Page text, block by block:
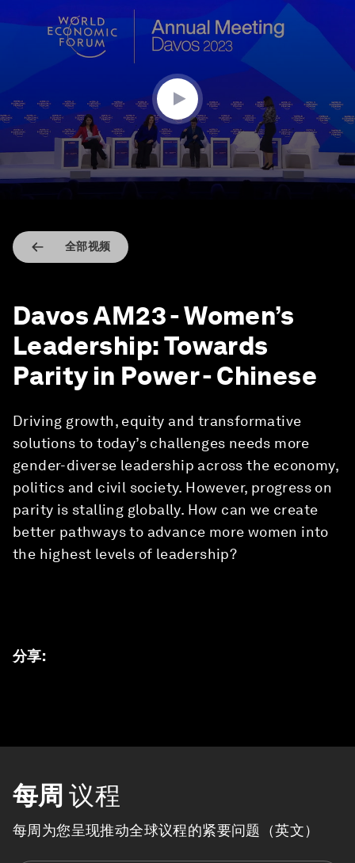
全部视频
Davos AM23 - Women’s
Leadership: Towards
Parity in Power - Chinese
Driving growth, equity and transformative
solutions to today’s challenges needs more
gender-diverse leadership across the economy,
politics and civil society. However, progress on
parity is stalling globally. How can we create
better pathways to advance more women into
the highest levels of leadership?
分享:
每周 议程
每周为您呈现推动全球议程的紧要问题（英文）